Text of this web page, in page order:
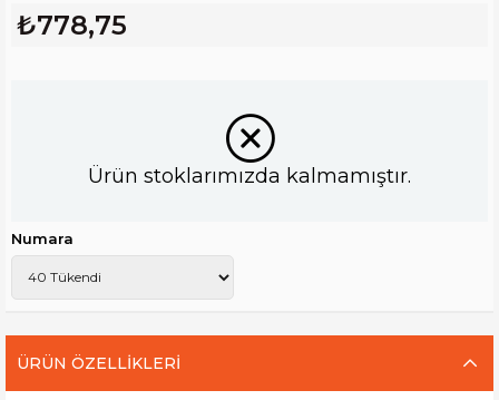
₺778,75
Ürün stoklarımızda kalmamıştır.
Numara
ÜRÜN ÖZELLIKLERI